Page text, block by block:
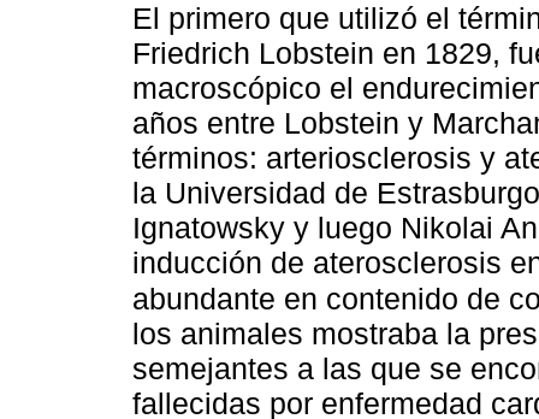
El primero que utilizó el
Friedrich Lobstein en 1829,
macroscópico el
años entre Lobstein y
términos: arteriosclerosis y
la Universidad de
Ignatowsky y luego Nikolai
inducción de aterosclerosis
abundante en contenido de
los animales mostraba la
semejantes a las que se
fallecidas por enfermedad